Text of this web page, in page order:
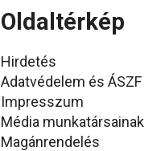
Oldaltérkép
Hirdetés
Adatvédelem és ÁSZF
Impresszum
Média munkatársainak
Magánrendelés